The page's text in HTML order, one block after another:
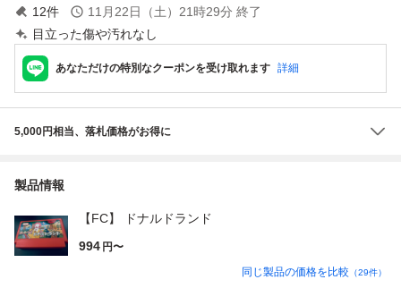
12件 11月22日（土）21時29分 終了
目立った傷や汚れなし
あなただけの特別なクーポンを受け取れます 詳細
5,000円相当、落札価格がお得に
製品情報
【FC】 ドナルドランド
994 円〜
同じ製品の価格を比較 （29件）